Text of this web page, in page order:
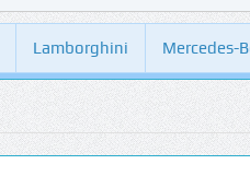
Lamborghini Mercedes-